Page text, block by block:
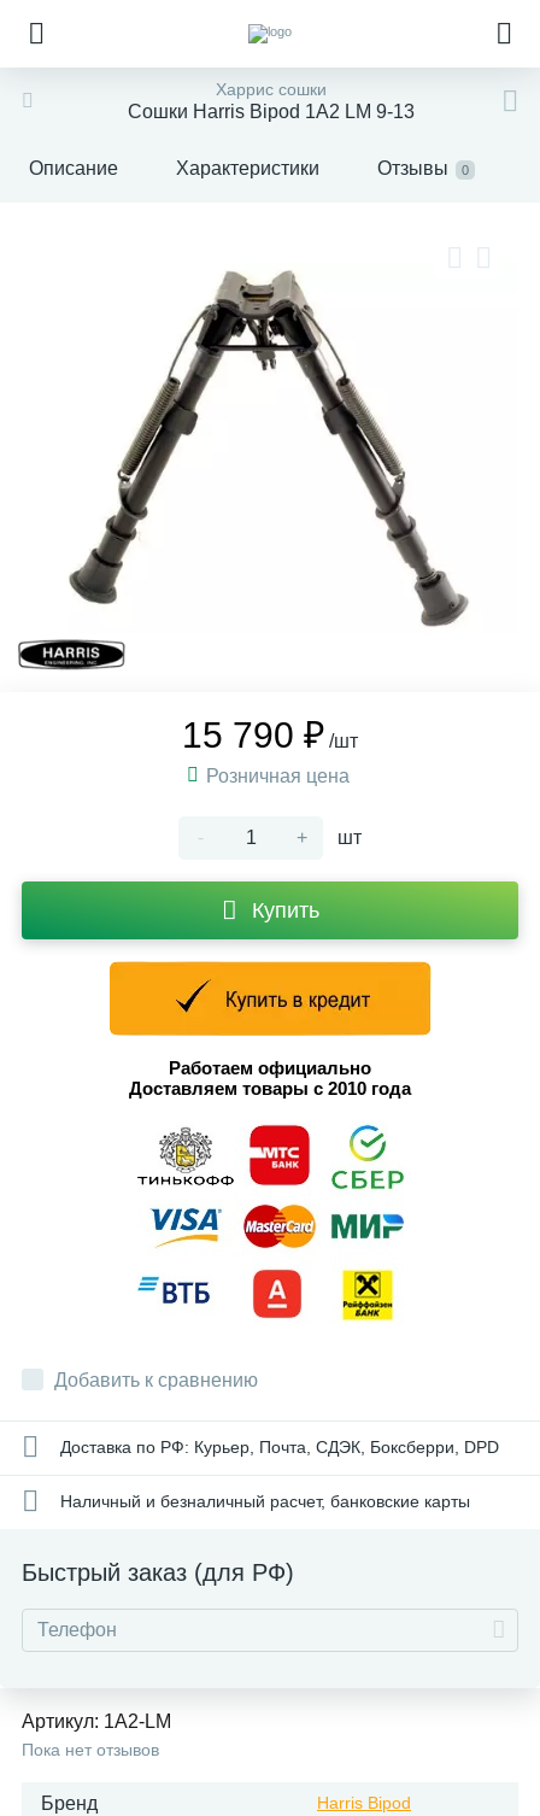
Харрис сошки
Сошки Harris Bipod 1A2 LM 9-13
Описание Характеристики Отзывы 0
15 790 ₽ /шт
Розничная цена
- + шт
Купить
Работаем официально
Доставляем товары с 2010 года
Добавить к сравнению
Доставка по РФ: Курьер, Почта, СДЭК, Боксберри, DPD
Наличный и безналичный расчет, банковские карты
Быстрый заказ (для РФ)
Артикул: 1A2-LM
Пока нет отзывов
Бренд Harris Bipod